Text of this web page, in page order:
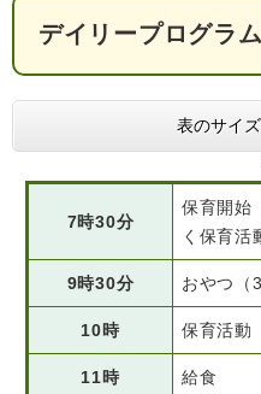
デイリープログラム
表のサイ
7時30分
保育開始
く保育活
9時30分 おやつ（
10時 保育活動
11時 給食